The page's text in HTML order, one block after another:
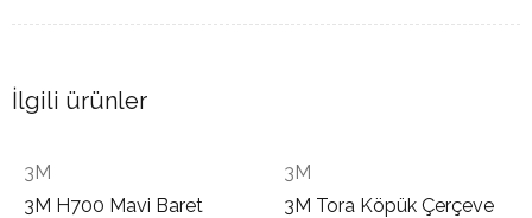
İlgili ürünler
Mavi Baret
3M Tora Köpük Çerçeve
3M